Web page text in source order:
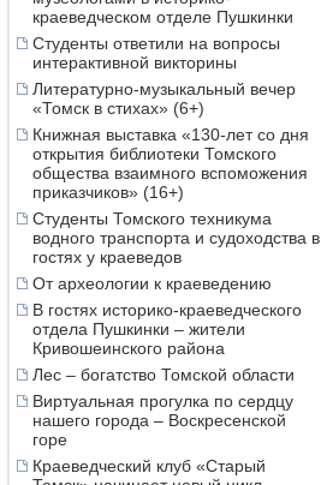
краеведческом отделе Пушкинки
Студенты ответили на вопросы
интерактивной викторины
Литературно-музыкальный вечер
«Томск в стихах» (6+)
Книжная выставка «130-лет со дня
открытия библиотеки Томского
общества взаимного вспоможения
приказчиков» (16+)
Студенты Томского техникума
водного транспорта и судоходства в
гостях у краеведов
От археологии к краеведению
В гостях историко-краеведческого
отдела Пушкинки – жители
Кривошеинского района
Лес – богатство Томской области
Виртуальная прогулка по сердцу
нашего города – Воскресенской
горе
Краеведческий клуб «Старый